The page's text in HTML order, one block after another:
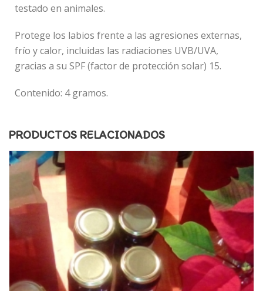
testado en animales.
Protege los labios frente a las agresiones externas,
frío y calor, incluidas las radiaciones UVB/UVA,
gracias a su SPF (factor de protección solar) 15.
Contenido: 4 gramos.
PRODUCTOS RELACIONADOS